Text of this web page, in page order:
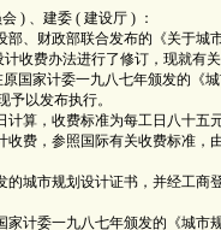
) 、建委 ( 建设厅 ) ：
、财政部联合发布的《关于城
收费办法进行了修订，现就有
家计委一九八七年颁发的《城
予以发布执行。
算，收费标准为每工日八十五
费，参照国际有关收费标准，
城市规划设计证书，并经工商
计委一九八七年颁发的《城市